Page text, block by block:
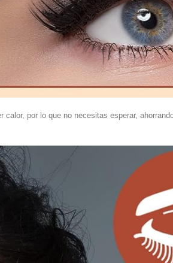
por lo que no necesitas esperar,